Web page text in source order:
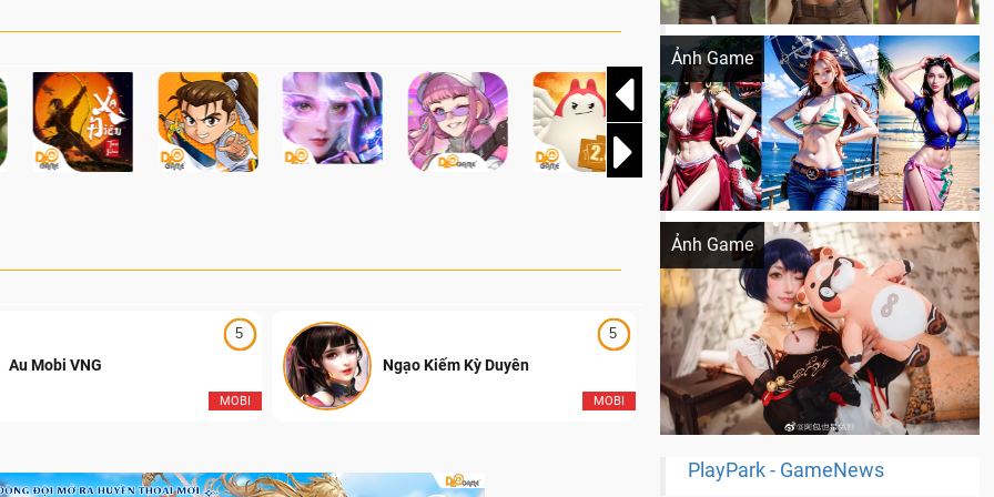
5
MOBI
Au Mobi VNG
5
MOBI
Ngạo Kiếm Kỳ Duyên Ngạo Thiên Mobile
Ảnh Game
Khi AI Cosplay gái đẹp One Piece
Ảnh Game
Cosplay Xiangling siêu cute
PlayPark - GameNews